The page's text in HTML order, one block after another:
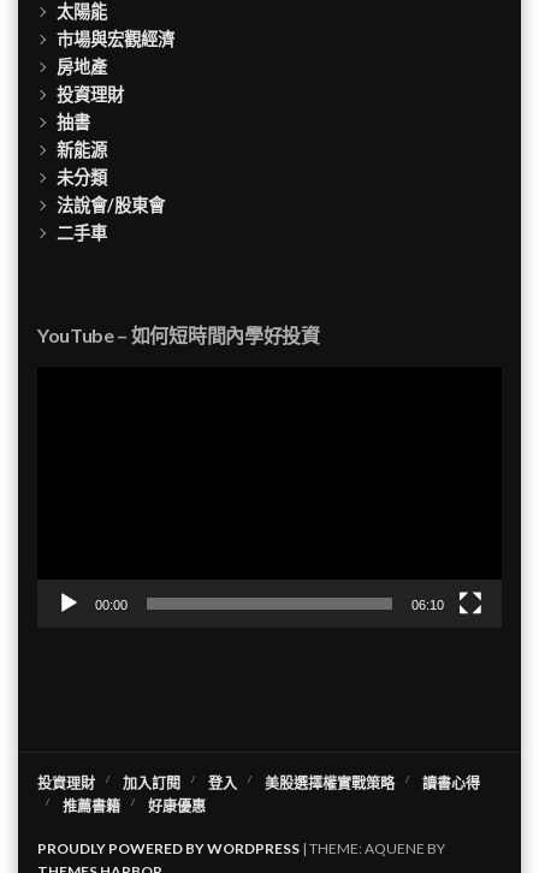
太陽能
市場與宏觀經濟
房地產
投資理財
抽書
新能源
未分類
法說會/股東會
二手車
YouTube – 如何短時間內學好投資
00:00 06:10
投資理財 加入訂閱 登入 美股選擇權實戰策略
讀書心得
推薦書籍
好康優惠
PROUDLY POWERED BY WORDPRESS | THEME: AQUENE BY